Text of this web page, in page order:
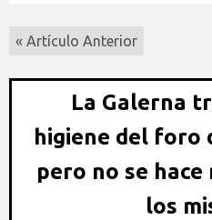
« Artículo Anterior
La Galerna
higiene del foro
pero no se
los